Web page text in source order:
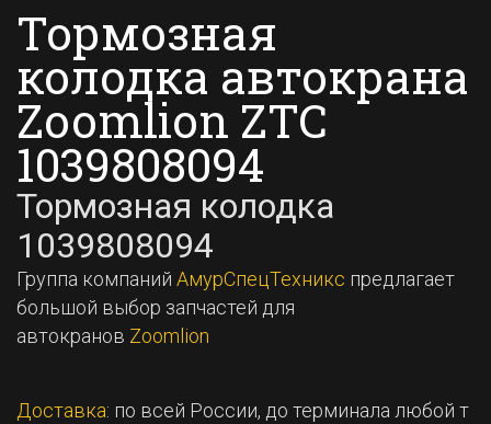
Тормозная
колодка автокрана
Zoomlion ZTC
1039808094
Тормозная колодка
1039808094
Группа компаний АмурСпецТехникс предлагает
большой выбор запчастей для
автокранов Zoomlion
Доставка: по всей России, до терминала любой т